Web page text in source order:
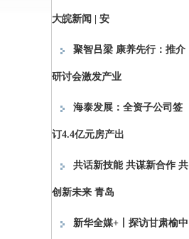
大皖新闻 | 安
聚智吕梁 康养先行：推介
研讨会激发产业
海泰发展：全资子公司签
订4.4亿元房产出
共话新技能 共谋新合作 共
创新未来 青岛
新华全媒+丨探访甘肃榆中